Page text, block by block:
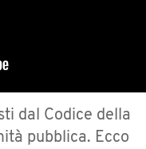
dal Codice della
pubblica. Ecco